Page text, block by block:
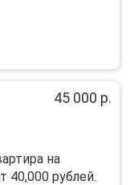
45 000 р.
нa
40,000 pублeй.